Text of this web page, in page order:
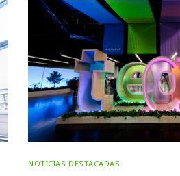
NOTICIAS DESTACADAS